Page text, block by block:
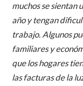
muchos se sientan
año y tengan
trabajo. Algunos
familiares y
que los hogares
las facturas de la